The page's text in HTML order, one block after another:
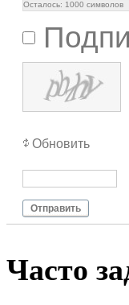
Осталось: 1000 символов
Обновить
Отправить
Чacтo